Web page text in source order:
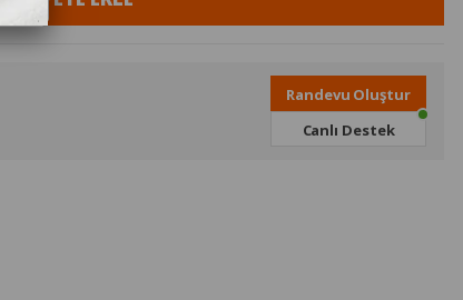
Randevu Oluştur
Canlı Destek